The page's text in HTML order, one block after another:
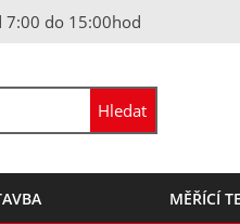
7:00 do 15:00hod
MĚŘÍCÍ